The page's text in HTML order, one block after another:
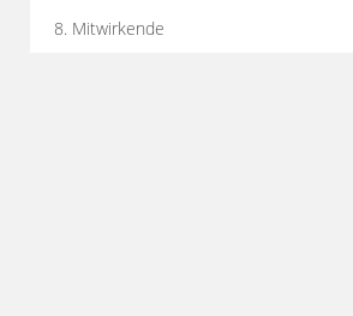
8. Mitwirkende